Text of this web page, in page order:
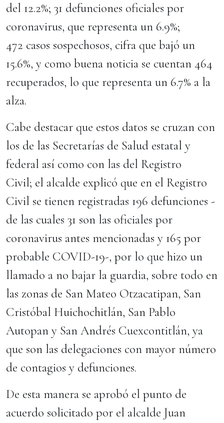
del 12.2%; 31 defunciones oficiales por
coronavirus, que representa un 6.9%;
472 casos sospechosos, cifra que bajó un
15.6%, y como buena noticia se cuentan 464
recuperados, lo que representa un 6.7% a la
alza.
Cabe destacar que estos datos se cruzan con
los de las Secretarías de Salud estatal y
federal así como con las del Registro
Civil; el alcalde explicó que en el Registro
Civil se tienen registradas 196 defunciones -
de las cuales 31 son las oficiales por
coronavirus antes mencionadas y 165 por
probable COVID-19-, por lo que hizo un
llamado a no bajar la guardia, sobre todo en
las zonas de San Mateo Otzacatipan, San
Cristóbal Huichochitlán, San Pablo
Autopan y San Andrés Cuexcontitlán, ya
que son las delegaciones con mayor número
de contagios y defunciones.
De esta manera se aprobó el punto de
acuerdo solicitado por el alcalde Juan